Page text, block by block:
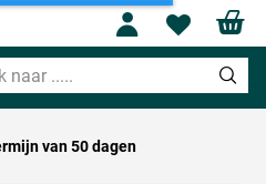
Profile
van 50 dagen